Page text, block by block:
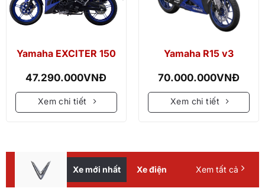
Yamaha EXCITER 150
47.290.000VNĐ
Xem chi tiết
Yamaha R15 v3
70.000.000VNĐ
Xem chi tiết
Xe mới nhất Xe điện Xem tất cả